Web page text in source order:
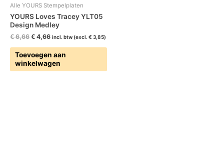
Alle YOURS Stempelplaten
YOURS Loves Tracey YLT05
Design Medley
€6,66 € 4,66 incl. btw (excl. € 3,85)
Toevoegen aan
winkelwagen